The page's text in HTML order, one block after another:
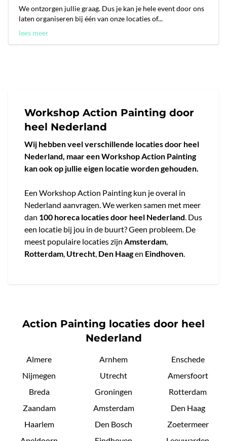
We ontzorgen jullie graag. Dus je kan je hele event door ons
laten organiseren bij één van onze locaties of...
lees meer
Workshop Action Painting door
heel Nederland
Wij hebben veel verschillende locaties door heel
Nederland, maar een Workshop Action Painting
kan ook op jullie eigen locatie worden gehouden.
Een Workshop Action Painting kun je overal in
Nederland aanvragen. We werken samen met meer
dan 100 horeca locaties door heel Nederland . Dus
een locatie bij jou in de buurt? Geen probleem. De
meest populaire locaties zijn Amsterdam
Rotterdam Utrecht Den Haagen Eindhoven
Action Painting locaties door heel
Nederland
Almere Arnhem
Enschede
Nijmegen
Utrecht
Amersfoort
Breda
Groningen
Rotterdam
Zaandam
Amsterdam
Den Haag
Haarlem
Den Bosch
Zoetermeer